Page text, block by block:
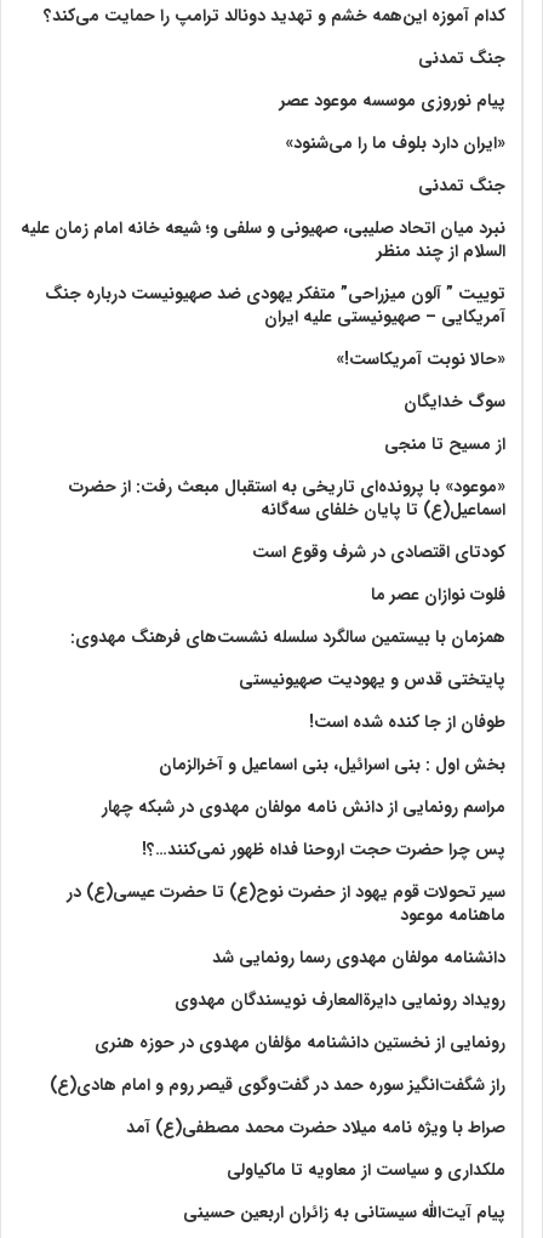
کدام آموزه این‌همه خشم و تهدید دونالد ترامپ را حمایت می‌کند؟
جنگ تمدنی
پیام نوروزی موسسه موعود عصر
«ایران دارد بلوف ما را می‌شنود»
جنگ تمدنی
نبرد میان اتحاد صلیبی، صهیونی و سلفی و؛ شیعه خانه امام زمان علیه
السلام از چند منظر
توییت ” آلون میزراحی” متفکر یهودی ضد صهیونیست درباره جنگ
آمریکایی – صهیونیستی علیه ایران
«حالا نوبت آمریکاست!»
سوگ خدایگان
از مسیح تا منجی
«موعود» با پرونده‌ای تاریخی به استقبال مبعث رفت: از حضرت
اسماعیل(ع) تا پایان خلفای سه‌گانه
کودتای اقتصادی در شرف وقوع است
فلوت نوازان عصر ما
همزمان با بیستمین سالگرد سلسله نشست‌های فرهنگ مهدوی:‌
پایتختی قدس و یهودیت صهیونیستی
طوفان از جا کنده شده است!
بخش اول : بنی اسرائیل، بنی اسماعیل و آخرالزمان
مراسم رونمایی از دانش نامه مولفان مهدوی در شبکه چهار
پس چرا حضرت حجت اروحنا فداه ظهور نمی‌کنند…؟!
سیر تحولات قوم یهود از حضرت نوح(ع) تا حضرت عیسی(ع) در
ماهنامه موعود
دانشنامه مولفان مهدوی رسما رونمایی شد
رویداد رونمایی دایرةالمعارف نویسندگان مهدوی
رونمایی از نخستین دانشنامه مؤلفان مهدوی در حوزه هنری
راز شگفت‌انگیز سوره حمد در گفت‌وگوی قیصر روم و امام هادی(ع)
صراط با ویژه نامه میلاد حضرت محمد مصطفی(ع) آمد
ملکداری و سیاست از معاویه تا ماکیاولی
پیام آیت‌الله سیستانی به زائران اربعین حسینی